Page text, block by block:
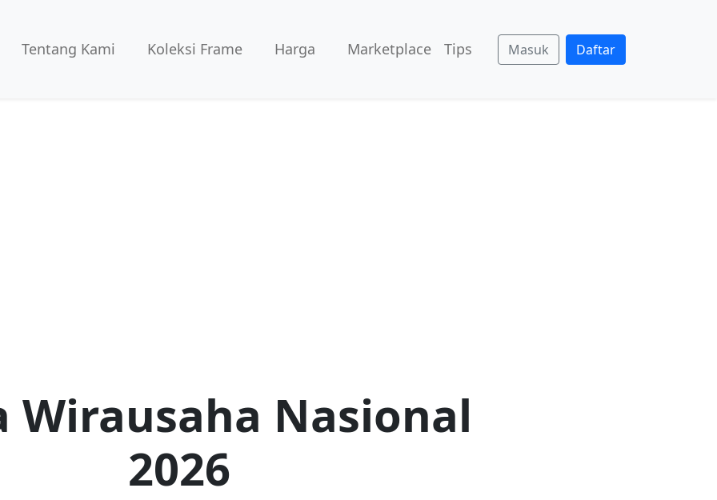
Tentang Kami Koleksi Frame Harga Marketplace Tips Masuk Daftar
Wirausaha Nasional
2026